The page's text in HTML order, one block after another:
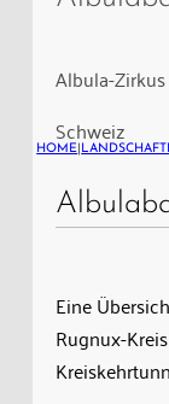
Albulaviadukt
der
Kreiskehrtunnel,
vom
Rugnux-
schön
sehen
Albula-Zirkus
Schweiz
HOME
Eine
Rugnux-